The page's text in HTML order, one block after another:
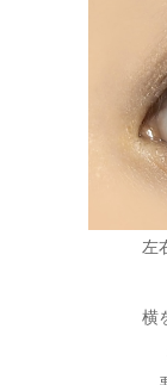
左
横